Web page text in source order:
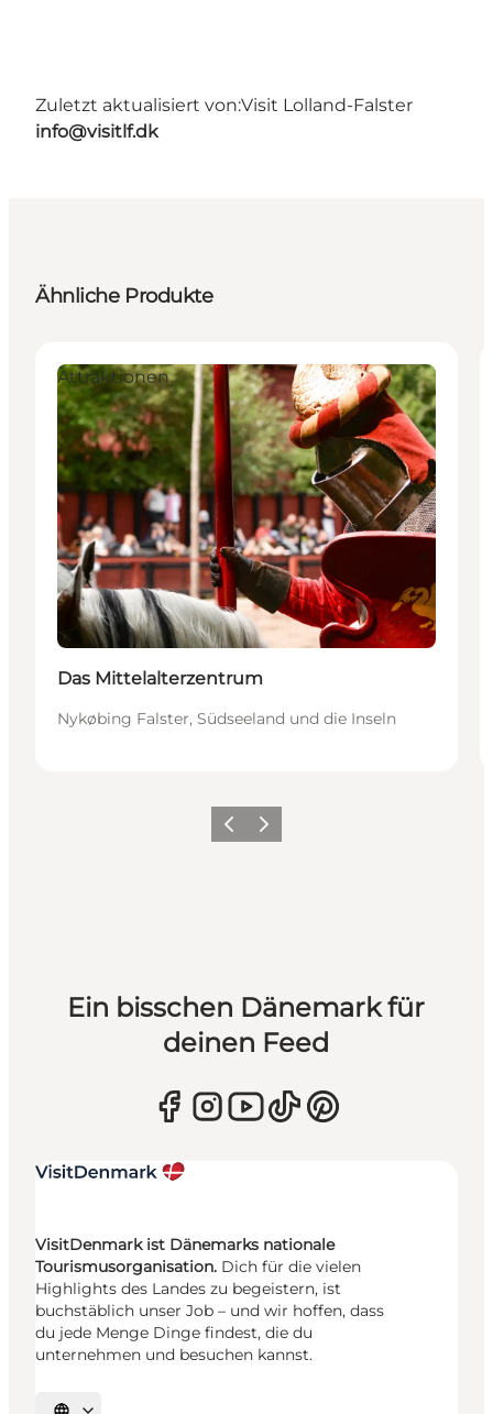
Zuletzt aktualisiert von:Visit Lolland-Falster
info@visitlf.dk
Ähnliche Produkte
Attraktionen
Das Mittelalterzentrum
Nykøbing Falster, Südseeland und die Inseln
ZurückWeiter
Ein bisschen Dänemark für
deinen Feed
VisitDenmark ist Dänemarks nationale
Tourismusorganisation. Dich für die vielen
Highlights des Landes zu begeistern, ist
buchstäblich unser Job – und wir hoffen, dass
du jede Menge Dinge findest, die du
unternehmen und besuchen kannst.